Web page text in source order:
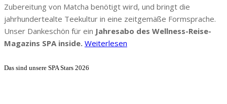
Zubereitung von Matcha benötigt wird, und bringt die
jahrhundertealte Teekultur in eine zeitgemäße Formsprache.
Unser Dankeschön für ein Jahresabo des Wellness-Reise-
Magazins SPA inside. Weiterlesen
Das sind unsere SPA Stars 2026